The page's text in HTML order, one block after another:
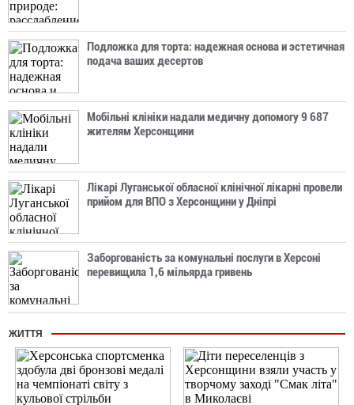
Подложка для торта: надежная основа и эстетичная
подача ваших десертов
Мобільні клініки надали медичну допомогу 9 687
жителям Херсонщини
Лікарі Луганської обласної клінічної лікарні провели
прийом для ВПО з Херсонщини у Дніпрі
Заборгованість за комунальні послуги в Херсоні
перевищила 1,6 мільярда гривень
ЖИТТЯ